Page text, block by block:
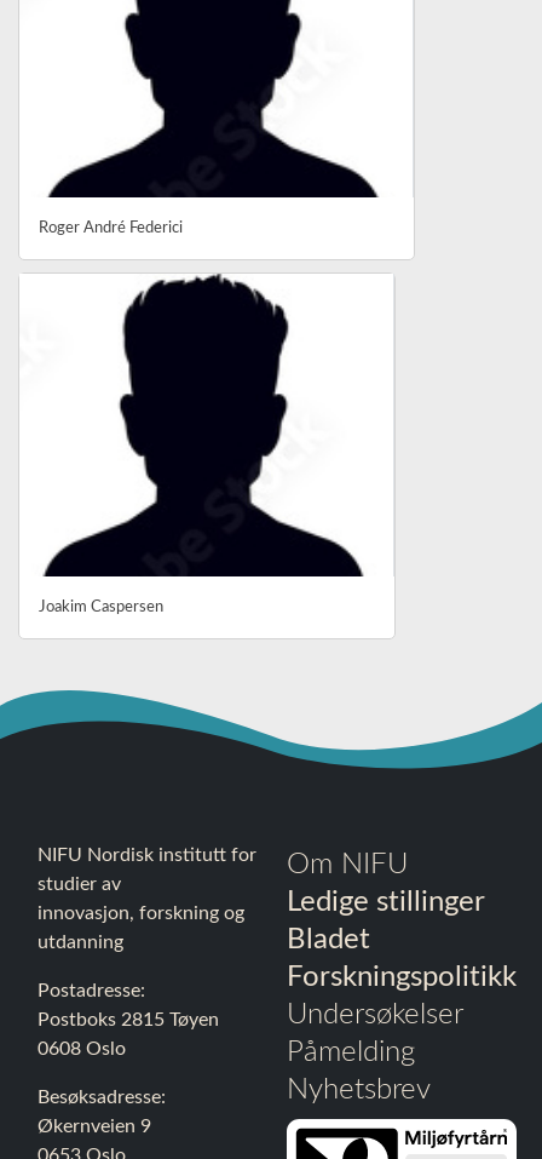
Roger André Federici
Joakim Caspersen
NIFU Nordisk institutt for
studier av
innovasjon, forskning og
utdanning
Postadresse:
Postboks 2815 Tøyen
0608 Oslo
Besøksadresse:
Økernveien 9
Om NIFU
Ledige stillinger
Bladet
Forskningspolitikk
Undersøkelser
Påmelding
Nyhetsbrev